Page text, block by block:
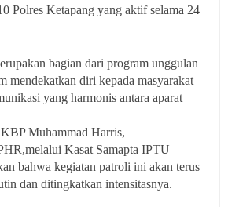
Polres Ketapang yang aktif selama 24
bagian dari program unggulan
mendekatkan diri kepada masyarakat
yang harmonis antara aparat
Muhammad Harris,
Kasat Samapta IPTU
bahwa kegiatan patroli ini akan terus
dan ditingkatkan intensitasnya.